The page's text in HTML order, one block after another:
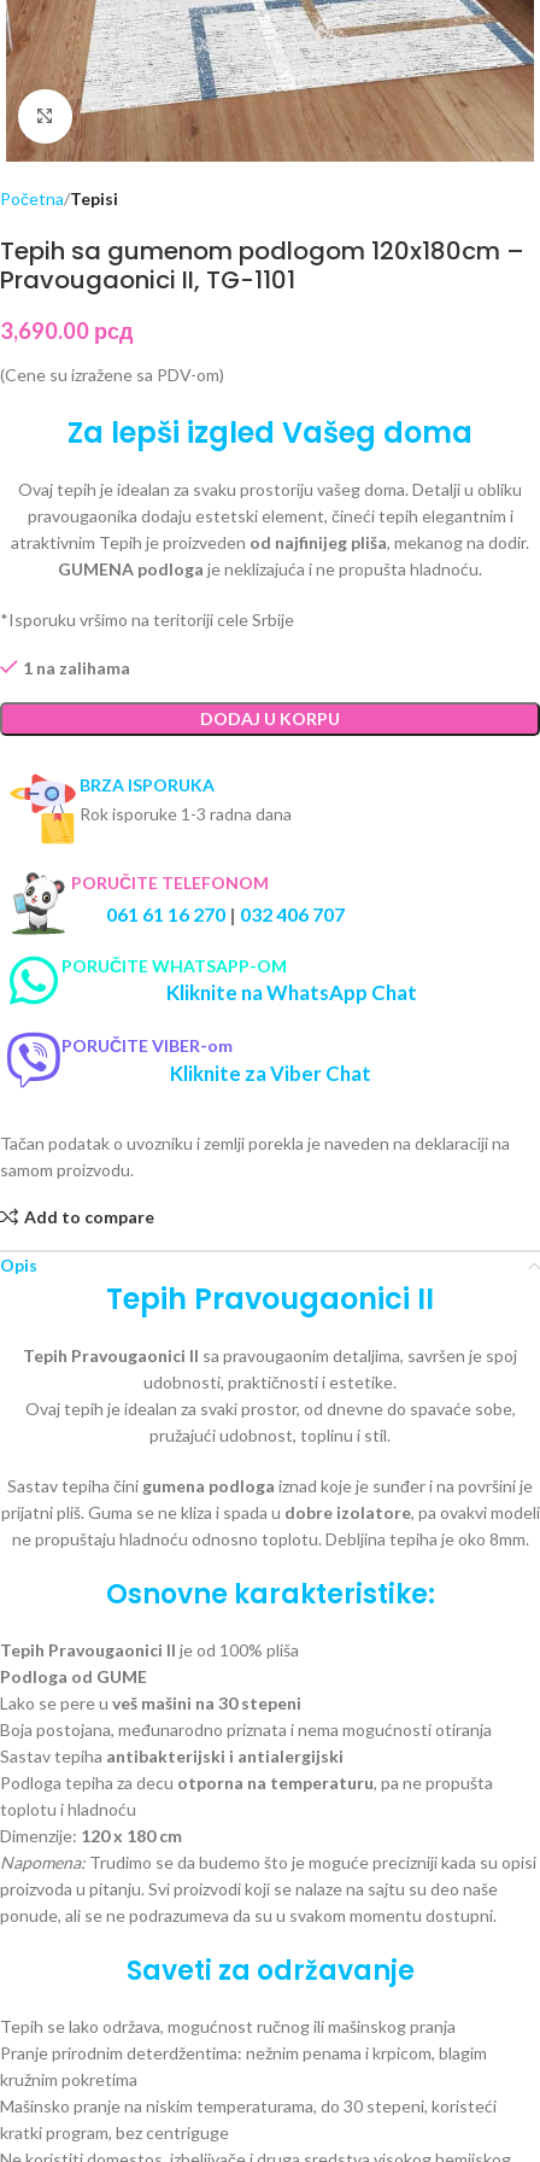
Click to enlarge
Početna Tepisi
Tepih sa gumenom podlogom 120x180cm –
Pravougaonici II, TG-1101
3,690.00 рсд
(Cene su izražene sa PDV-om)
Za lepši izgled Vašeg doma
Ovaj tepih je idealan za svaku prostoriju vašeg doma. Detalji u obliku
pravougaonika dodaju estetski element, čineći tepih elegantnim i
atraktivnim Tepih je proizveden od najfinijeg pliša, mekanog na dodir.
GUMENA podloga je neklizajuća i ne propušta hladnoću.
*Isporuku vršimo na teritoriji cele Srbije
1 na zalihama
DODAJ U KORPU
BRZA ISPORUKA
Rok isporuke 1-3 radna dana
PORUČITE TELEFONOM
061 61 16 270 | 032 406 707
PORUČITE WHATSAPP-OM
Kliknite na WhatsApp Chat
PORUČITE VIBER-om
Kliknite za Viber Chat
Tačan podatak o uvozniku i zemlji porekla je naveden na deklaraciji na
samom proizvodu.
Add to compare
Opis
Tepih Pravougaonici II
Tepih Pravougaonici II sa pravougaonim detaljima, savršen je spoj
udobnosti, praktičnosti i estetike.
Ovaj tepih je idealan za svaki prostor, od dnevne do spavaće sobe,
pružajući udobnost, toplinu i stil.
Sastav tepiha čini gumena podloga iznad koje je sunđer i na površini je
prijatni pliš. Guma se ne kliza i spada u dobre izolatore, pa ovakvi modeli
ne propuštaju hladnoću odnosno toplotu. Debljina tepiha je oko 8mm.
Osnovne karakteristike:
Tepih Pravougaonici II je od 100% pliša
Podloga od GUME
Lako se pere u veš mašini na 30 stepeni
Boja postojana, međunarodno priznata i nema mogućnosti otiranja
Sastav tepiha antibakterijski i antialergijski
Podloga tepiha za decu otporna na temperaturu, pa ne propušta
toplotu i hladnoću
Dimenzije: 120 x 180 cm
Napomena: Trudimo se da budemo što je moguće precizniji kada su opisi
proizvoda u pitanju. Svi proizvodi koji se nalaze na sajtu su deo naše
ponude, ali se ne podrazumeva da su u svakom momentu dostupni.
Saveti za održavanje
Tepih se lako održava, mogućnost ručnog ili mašinskog pranja
Pranje prirodnim deterdžentima: nežnim penama i krpicom, blagim
kružnim pokretima
Mašinsko pranje na niskim temperaturama, do 30 stepeni, koristeći
kratki program, bez centriguge